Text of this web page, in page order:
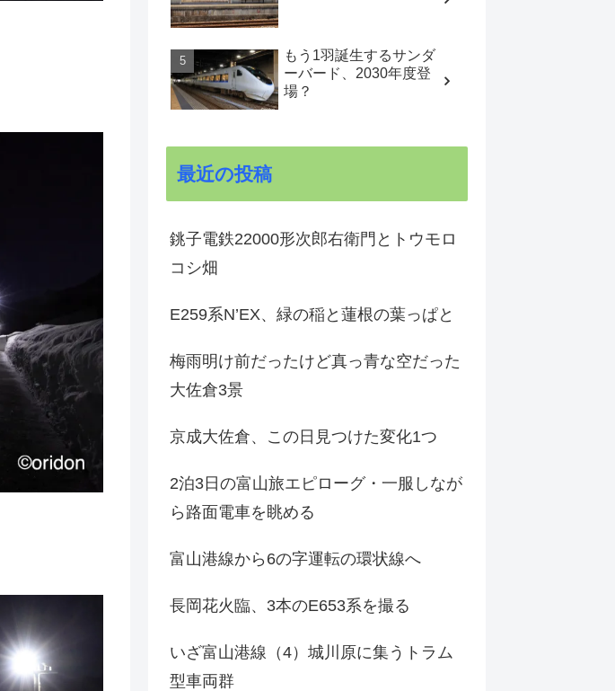
もう1羽誕生するサンダ
ーバード、2030年度登
場？
最近の投稿
銚子電鉄22000形次郎右衛門とトウモロ
コシ畑
E259系N’EX、緑の稲と蓮根の葉っぱと
梅雨明け前だったけど真っ青な空だった
大佐倉3景
京成大佐倉、この日見つけた変化1つ
2泊3日の富山旅エピローグ・一服しなが
ら路面電車を眺める
富山港線から6の字運転の環状線へ
長岡花火臨、3本のE653系を撮る
いざ富山港線（4）城川原に集うトラム
型車両群